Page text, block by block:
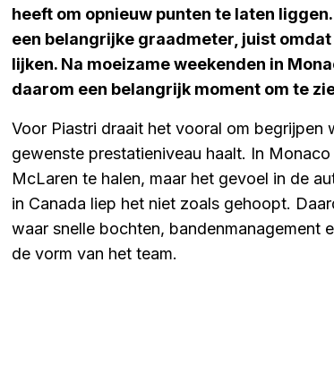
heeft om opnieuw punten te laten
een belangrijke graadmeter, juist
lijken. Na moeizame weekenden in
daarom een belangrijk moment om te
Voor Piastri draait het vooral om
gewenste prestatieniveau haalt. In
McLaren te halen, maar het gevoel in de
in Canada liep het niet zoals gehoopt.
waar snelle bochten, bandenmanagement
de vorm van het team.